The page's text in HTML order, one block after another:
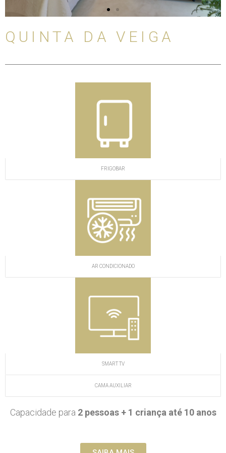
l
d
e
e
QUINTA DA VEIGA
FRIGOBAR
AR CONDICIONADO
SMART TV
CAMA AUXILIAR
Capacidade para 2 pessoas + 1 criança até 10 anos